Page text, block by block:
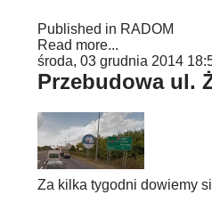
Published in RADOM
Read more...
środa, 03 grudnia 2014
Przebudowa ul.
Za kilka tygodni dowiemy